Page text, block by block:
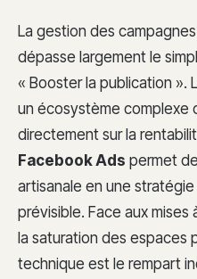
La gestion des
dépasse largement le
« Booster la publication ».
un écosystème complexe
directement sur la
Facebook Ads permet
artisanale en une
prévisible. Face aux
la saturation des espaces
technique est le rempart